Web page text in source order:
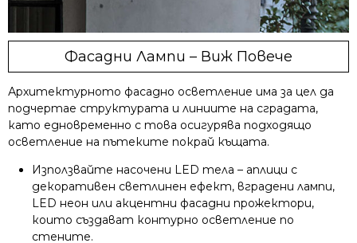
Фасадни Лампи – Виж Повече
Архитектурното фасадно осветление има за цел да
подчертае структурата и линиите на сградата,
като едновременно с това осигурява подходящо
осветление на пътеките покрай къщата.
Използвайте насочени LED тела – аплици с
декоративен светлинен ефект, вградени лампи,
LED неон или акцентни фасадни прожектори,
които създават контурно осветление по
стените.